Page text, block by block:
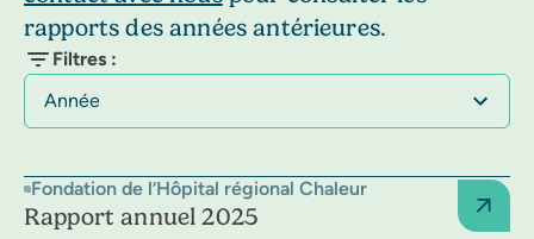
rapports des années antérieures.
Filtres :
Année
Fondation de l’Hôpital régional Chaleur
Rapport annuel 2025